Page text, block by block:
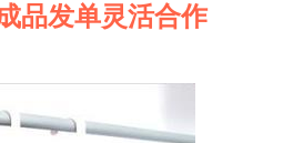
品发单灵活合作